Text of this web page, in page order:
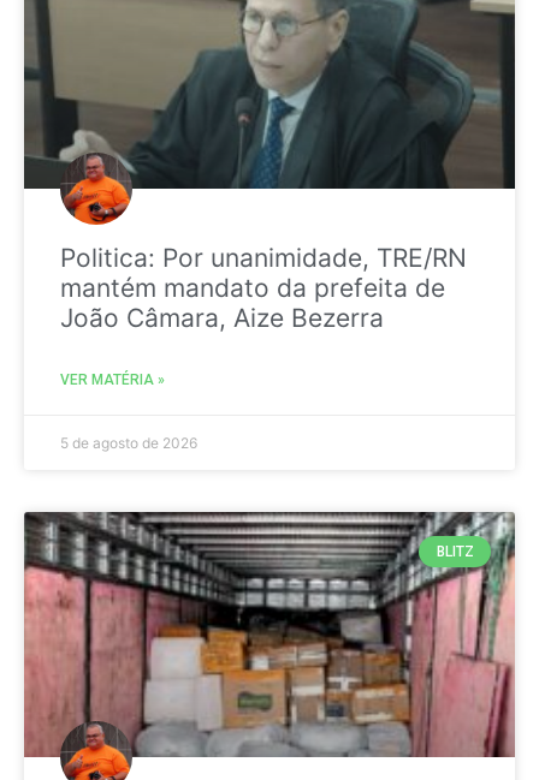
Politica: Por unanimidade, TRE/RN
mantém mandato da prefeita de
João Câmara, Aize Bezerra
VER MATÉRIA »
5 de agosto de 2026
BLITZ